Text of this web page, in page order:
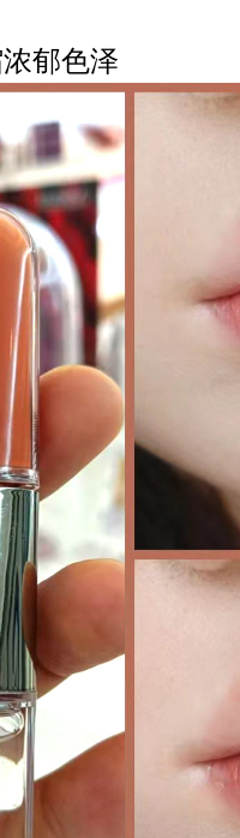
郁色泽